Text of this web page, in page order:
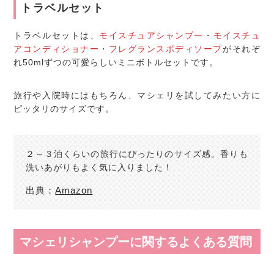
トラベルセット
トラベルセットは、 モイスチュアシャンプー ・ モイスチュ
アコンディショナー ・ フレグランスボディソープがそれぞ
れ50mlずつの可愛らしいミニボトルセットです。
旅行や入院時にはもちろん、マシェリを試してみたい方に
ピッタリのサイズです。
２～３泊くらいの旅行にぴったりのサイズ感。香りも
洗いあがりもよく気に入りました！
出典：Amazon
マシェリシャンプーに関するよくある質問